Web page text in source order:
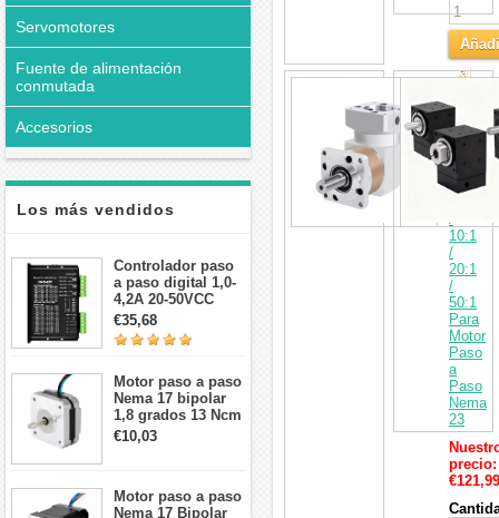
Servomotores
Fuente de alimentación
conmutada
Accesorios
Los más vendidos
Controlador paso
a paso digital 1,0-
4,2A 20-50VCC
para motor paso a
paso Nema 17, 23,
24
€35,68
Motor paso a paso
Nema 17 bipolar
1,8 grados 13 Ncm
1A 3,5 V
42x42x20mm 4
€10,03
Motor paso a paso
Nema 17 Bipolar
al
de
en
Ángulo
Recto
/
10:1
/
20:1
/
50:1
Para
Motor
Paso
a
Paso
Nema
23
precio:
€121,99